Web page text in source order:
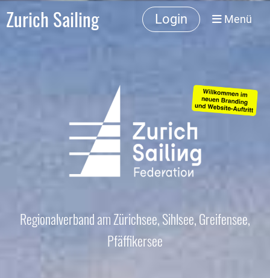
Zurich Sailing Login Menü
Regionalverband am Zürichsee, Sihlsee, Greifensee,
Pfäffikersee